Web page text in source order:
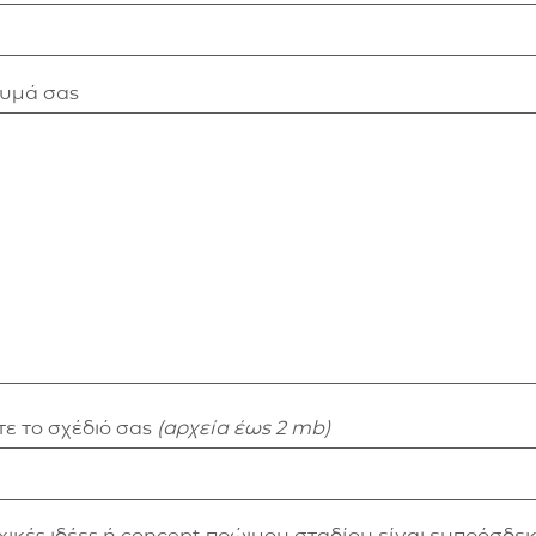
σας
το σχέδιό σας (αρχεία έως 2 mb)